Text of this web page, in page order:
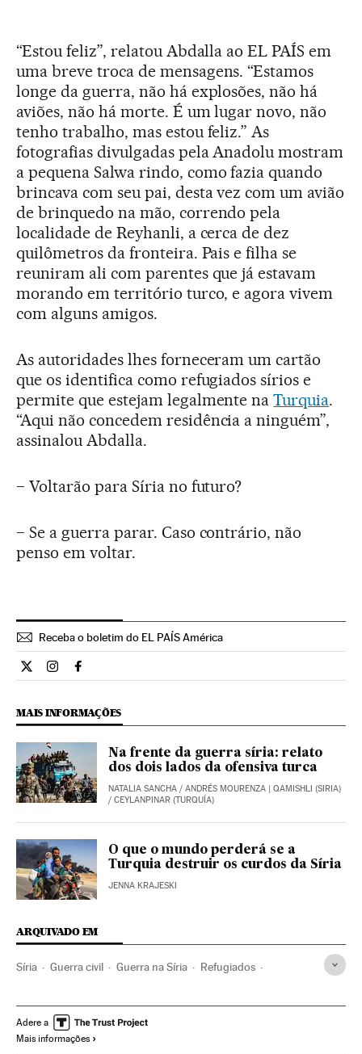
“Estou feliz”, relatou Abdalla ao EL PAÍS em
uma breve troca de mensagens. “Estamos
longe da guerra, não há explosões, não há
aviões, não há morte. É um lugar novo, não
tenho trabalho, mas estou feliz.” As
fotografias divulgadas pela Anadolu mostram
a pequena Salwa rindo, como fazia quando
brincava com seu pai, desta vez com um avião
de brinquedo na mão, correndo pela
localidade de Reyhanli, a cerca de dez
quilômetros da fronteira. Pais e filha se
reuniram ali com parentes que já estavam
morando em território turco, e agora vivem
com alguns amigos.
As autoridades lhes forneceram um cartão
que os identifica como refugiados sírios e
permite que estejam legalmente naTurquia.
“Aqui não concedem residência a ninguém”,
assinalou Abdalla.
− Voltarão para Síria no futuro?
− Se a guerra parar. Caso contrário, não
penso em voltar.
Receba o boletim do EL PAÍS América
Internacional El País Brasil en Twitter
Internacional El País Brasil en Instagram
Internacional El País Brasil en Facebook
MAIS INFORMAÇÕES
Na frente da guerra síria: relato
dos dois lados da ofensiva turca
NATALIA SANCHA / ANDRÉS MOURENZA | QAMISHLI (SIRIA)
/ CEYLANPINAR (TURQUÍA)
O que o mundo perderá se a
Turquia destruir os curdos da Síria
JENNA KRAJESKI
ARQUIVADO EM
Síria Guerra civil Guerra na Síria Refugiados
Mal-estar social Conflitos políticos
Problemas sociais
Adere a
Mais informações